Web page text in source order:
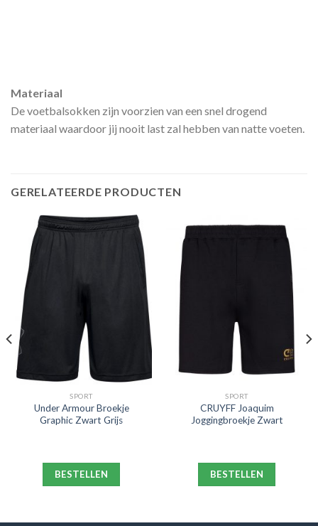
Materiaal
De voetbalsokken zijn voorzien van een snel drogend
materiaal waardoor jij nooit last zal hebben van natte voeten.
GERELATEERDE PRODUCTEN
SPORT
Under Armour Broekje
Graphic Zwart Grijs
BESTELLEN
SPORT
CRUYFF Joaquim
Joggingbroekje Zwart
BESTELLEN